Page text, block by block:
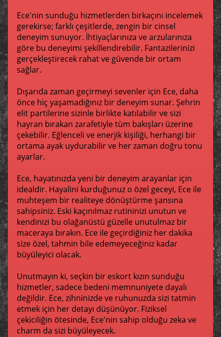
Ece'nin sunduğu hizmetlerden birkaçını incelemek
gerekirse; farklı çeşitlerde, zengin bir cinsel
deneyim sunuyor. İhtiyaçlarınıza ve arzularınıza
göre bu deneyimi şekillendirebilir. Fantazilerinizi
gerçekleştirecek rahat ve güvende bir ortam
sağlar.
Dışarıda zaman geçirmeyi sevenler için Ece, daha
önce hiç yaşamadığınız bir deneyim sunar. Şehrin
elit partilerine sizinle birlikte katılabilir ve sizi
hayran bırakan zarafetiyle tüm bakışları üzerine
çekebilir. Eğlenceli ve enerjik kişiliği, herhangi bir
ortama ayak uydurabilir ve her zaman doğru tonu
ayarlar.
Ece, hayatınızda yeni bir deneyim arayanlar için
idealdir. Hayalini kurduğunuz o özel geceyi, Ece ile
muhteşem bir realiteye dönüştürme şansına
sahipsiniz. Eski kaçınılmaz rutininizi unutun ve
kendinizi bu olağanüstü güzelle unutulmaz bir
maceraya bırakın. Ece ile geçirdiğiniz her dakika
size özel, tahmin bile edemeyeceğiniz kadar
büyüleyici olacak.
Unutmayın ki, seçkin bir eskort kızın sunduğu
hizmetler, sadece bedeni memnuniyete dayalı
değildir. Ece, zihninizde ve ruhunuzda sizi tatmin
etmek için her detayı düşünüyor. Fiziksel
çekiciliğin ötesinde, Ece'nin sahip olduğu zeka ve
charm da sizi büyüleyecek.